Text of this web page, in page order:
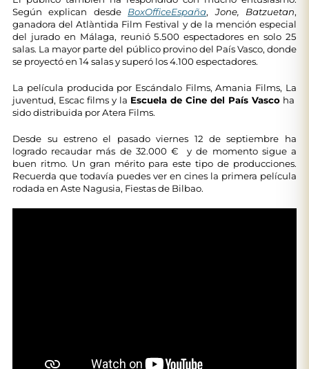
Según explican desde BoxOfficeEspaña,Jone, Batzuetan,
ganadora del Atlàntida Film Festival y de la mención especial
del jurado en Málaga, reunió 5.500 espectadores en solo 25
salas. La mayor parte del público provino del País Vasco, donde
se proyectó en 14 salas y superó los 4.100 espectadores.
La película producida por Escándalo Films, Amania Films, La
juventud, Escac films y la Escuela de Cine del País Vascoha
sido distribuida por Atera Films.
Desde su estreno el pasado viernes 12 de septiembre ha
logrado recaudar más de 32.000 € y de momento sigue a
buen ritmo. Un gran mérito para este tipo de producciones.
Recuerda que todavía puedes ver en cines la primera película
rodada en Aste Nagusia, Fiestas de Bilbao.